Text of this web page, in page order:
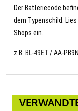
Der Batteriecode
dem Typenschild.
Shops ein.
z.B. BL-49ET / AA-